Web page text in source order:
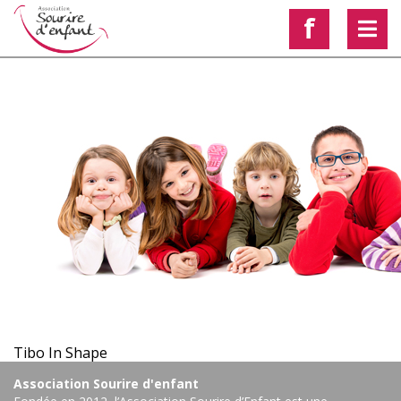
f
Tibo In Shape
Association Sourire d'enfant